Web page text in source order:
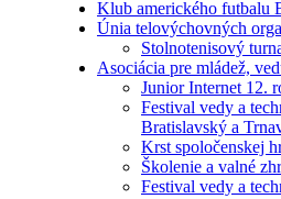
Klub amerického futbalu
Únia telovýchovných
Stolnotenisový
Asociácia pre mládež,
Junior Internet 12.
Festival vedy a
Bratislavský a
Krst spoločenskej
Školenie a valné
Festival vedy a